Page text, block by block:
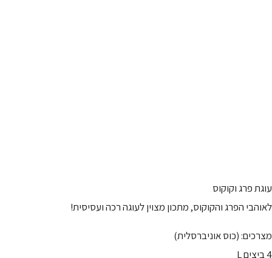
עוגת פרג וקוקוס
לאוהבי הפרג והקוקוס, מתכון מצוין לעוגה רכה ועסיסית!
מצרכים: (כוס אוניברסלית)
4 ביצים L